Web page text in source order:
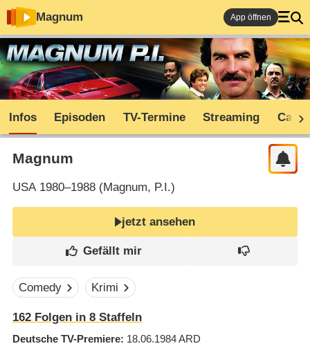
Magnum App öffnen
Infos Episoden TV-Termine Streaming Cast
Magnum
USA1980–1988 (Magnum, P.I.)
jetzt ansehen
Comedy Krimi
162Folgen in 8Staffeln
Deutsche TV-Premiere 18.06.1984ARD